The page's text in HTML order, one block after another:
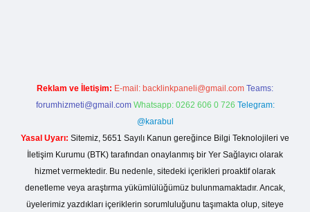
Reklam ve İletişim: E-mail: backlinkpaneli@gmail.com Teams:
forumhizmeti@gmail.com Whatsapp: 0262 606 0 726 Telegram:
@karabul
Yasal Uyarı: Sitemiz, 5651 Sayılı Kanun gereğince Bilgi Teknolojileri ve
İletişim Kurumu (BTK) tarafından onaylanmış bir Yer Sağlayıcı olarak
hizmet vermektedir. Bu nedenle, sitedeki içerikleri proaktif olarak
denetleme veya araştırma yükümlülüğümüz bulunmamaktadır. Ancak,
üyelerimiz yazdıkları içeriklerin sorumluluğunu taşımakta olup, siteye